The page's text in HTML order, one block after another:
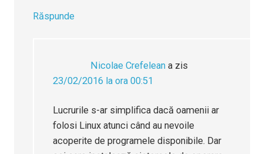
Răspunde
Nicolae Crefelean a zis
23/02/2016 la ora 00:51
Lucrurile s-ar simplifica dacă oamenii ar
folosi Linux atunci când au nevoile
acoperite de programele disponibile. Dar